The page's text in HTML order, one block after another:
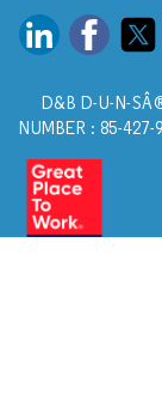
D&B D-U-N-
NUMBER : 85-427-